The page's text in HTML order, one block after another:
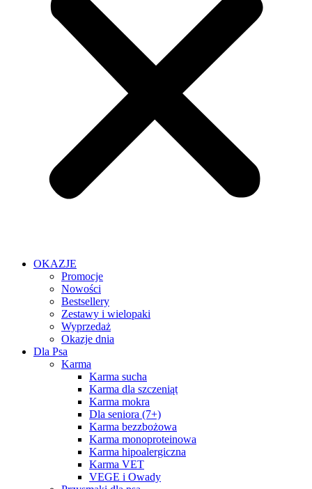
OKAZJE
Promocje
Nowości
Bestsellery
Zestawy i wielopaki
Wyprzedaż
Okazje dnia
Dla Psa
Karma
Karma sucha
Karma dla szczeniąt
Karma mokra
Dla seniora (7+)
Karma bezzbożowa
Karma monoproteinowa
Karma hipoalergiczna
Karma VET
VEGE i Owady